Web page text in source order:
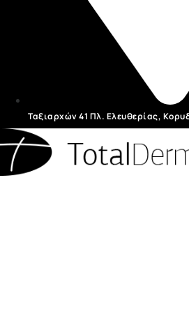
Ταξιαρχών 41 Πλ. Ελευθερίας,